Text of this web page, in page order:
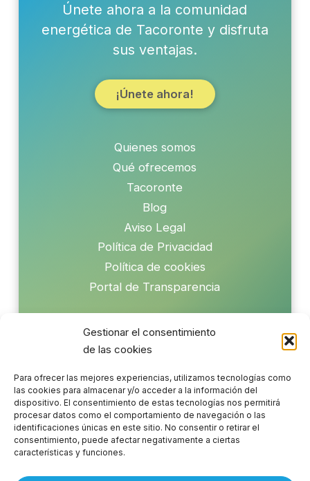
Gestionar el consentimiento
de las cookies
Para ofrecer las mejores experiencias, utilizamos tecnologías como
las cookies para almacenar y/o acceder a la información del
dispositivo. El consentimiento de estas tecnologías nos permitirá
procesar datos como el comportamiento de navegación o las
identificaciones únicas en este sitio. No consentir o retirar el
consentimiento, puede afectar negativamente a ciertas
características y funciones.
Únete ahora a la comunidad
energética de Tacoronte y disfruta
sus ventajas.
¡Únete ahora!
Quienes somos
Qué ofrecemos
Tacoronte
Blog
Aviso Legal
Política de Privacidad
Política de cookies
Portal de Transparencia
Coenta apoya los Objetivos de Desarrollo Sostenible